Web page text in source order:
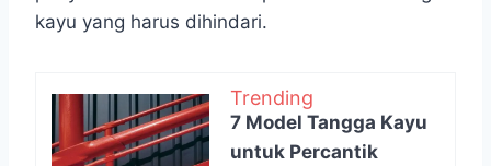
kayu yang harus dihindari.
Trending
7 Model Tangga Kayu
untuk Percantik